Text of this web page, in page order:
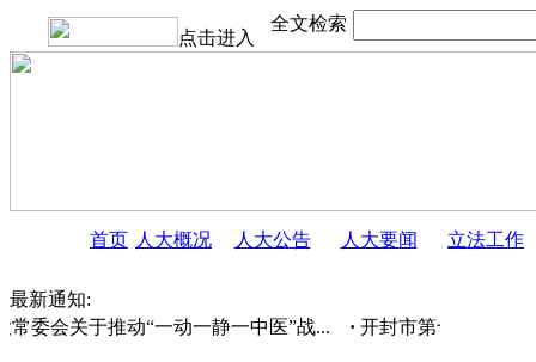
点击进入
全文检索
首页 人大概况 人大公告 人大要闻 立法工作
最新通知:
委会关于推动“一动一静一中医”战...
开封市第十六届人民